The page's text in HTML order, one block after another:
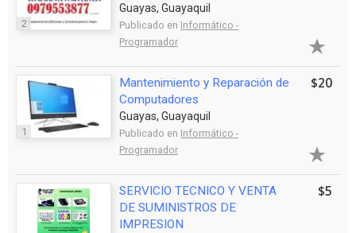
2
Guayas, Guayaquil
Publicado en Informático -
Programador
1
Mantenimiento y Reparación de
Computadores
Guayas, Guayaquil
Publicado en Informático -
Programador
$20
SERVICIO TECNICO Y VENTA
DE SUMINISTROS DE
IMPRESION
$5